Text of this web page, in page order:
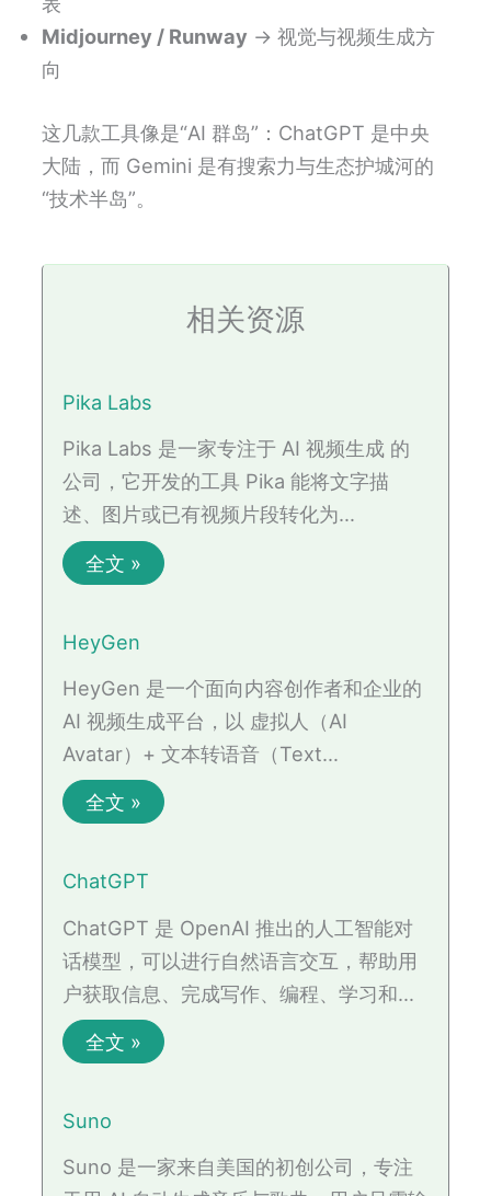
Midjourney / Runway → 视觉与视频生成方
向
这几款工具像是“AI 群岛”：ChatGPT 是中央
大陆，而 Gemini 是有搜索力与生态护城河的
“技术半岛”。
相关资源
Pika Labs
Pika Labs 是一家专注于 AI 视频生成 的
公司，它开发的工具 Pika 能将文字描
述、图片或已有视频片段转化为…
全文 »
HeyGen
HeyGen 是一个面向内容创作者和企业的
AI 视频生成平台，以 虚拟人（AI
Avatar）+ 文本转语音（Text…
全文 »
ChatGPT
ChatGPT 是 OpenAI 推出的人工智能对
话模型，可以进行自然语言交互，帮助用
户获取信息、完成写作、编程、学习和…
全文 »
Suno
Suno 是一家来自美国的初创公司，专注